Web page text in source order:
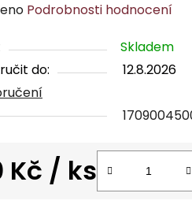
Podrobnosti hodnocení
Skladem
do:
12.8.2026
Kč / ks